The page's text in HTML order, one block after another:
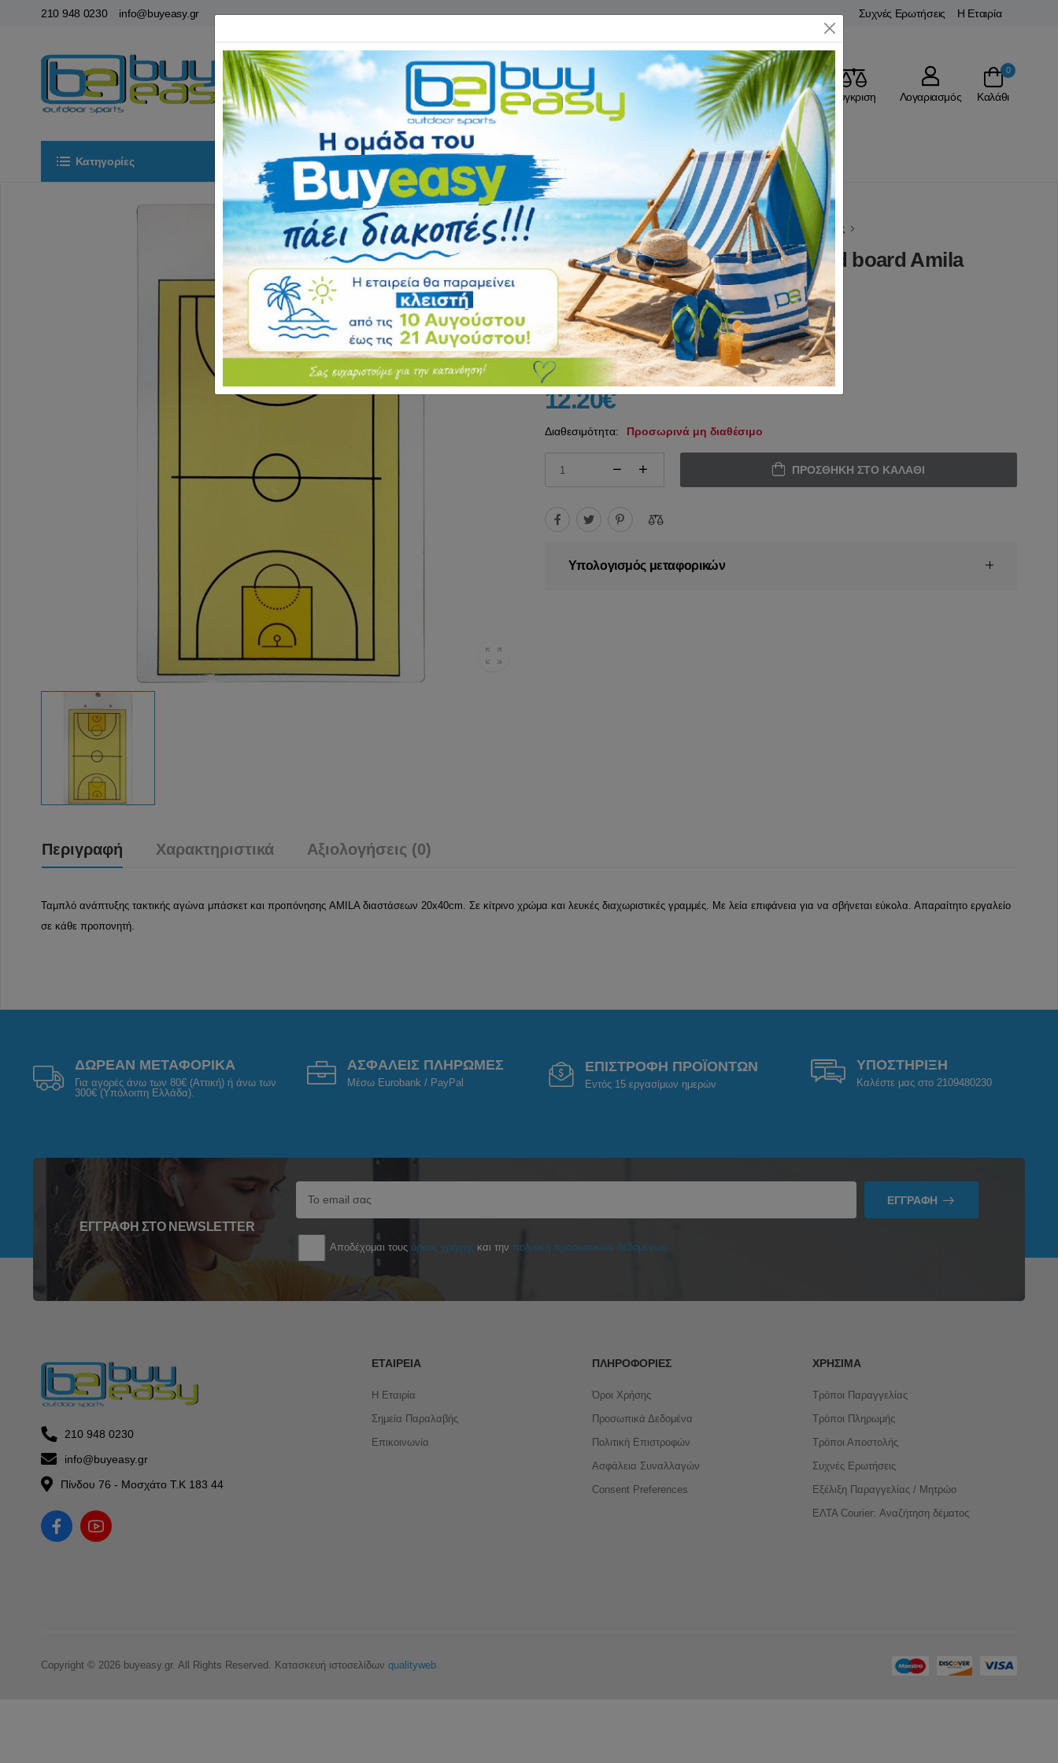
210 948 0230 info@buyeasy.gr Συχνές Ερωτήσεις Η Εταιρία
Αγαπημένα Σύγκριση Λογαριασμός
0
Καλάθι
Κατηγορίες Αρχική ΕΙΔΗ CAMPING Επικοινωνία
Αρχική ΑΘΛΗΜΑΤΑ Προπονητικό Υλικό Πίνακες Τακτικής
Πίνακας Τακτικής Μπάσκετ Field board Amila
41963
Αξιολόγηση: (0 Αξιολογήσεις)
Κωδικός41963
12.20€
Διαθεσιμότητα: Προσωρινά μη διαθέσιμο
ΠΡΟΣΘΉΚΗ ΣΤΟ ΚΑΛΆΘΙ
Υπολογισμός μεταφορικών
Περιγραφή Χαρακτηριστικά Αξιολογήσεις (0)
Ταμπλό ανάπτυξης τακτικής αγώνα μπάσκετ και προπόνησης AMILA διαστάσεων 20x40cm. Σε κίτρινο χρώμα και λευκές διαχωριστικές γραμμές. Με λεία επιφάνεια για να σβήνεται εύκολα. Απαραίτητο εργαλείο
σε κάθε προπονητή.
ΔΩΡΕΑΝ ΜΕΤΑΦΟΡΙΚΑ
Για αγορές άνω των 80€ (Αττική) ή άνω των
300€ (Υπόλοιπη Ελλάδα).
ΑΣΦΑΛΕΙΣ ΠΛΗΡΩΜΕΣ
Μέσω Eurobank / PayPal
ΕΠΙΣΤΡΟΦΗ ΠΡΟΪΟΝΤΩΝ
Εντός 15 εργασίμων ημερών
ΥΠΟΣΤΗΡΙΞΗ
Καλέστε μας στο 2109480230
ΕΓΓΡΑΦΉ ΣΤΟ NEWSLETTER
ΕΓΓΡΑΦΉ
Αποδέχομαι τουςόρους χρήσης και τηνπολιτική προσωπικών δεδομένων
210 948 0230
info@buyeasy.gr
Πίνδου 76 - Μοσχάτο Τ.Κ 183 44
ΕΤΑΙΡΕΊΑ
Η Εταιρία
Σημεία Παραλαβής
Επικοινωνία
ΠΛΗΡΟΦΟΡΊΕΣ
Όροι Χρήσης
Προσωπικά Δεδομένα
Πολιτική Επιστροφών
Ασφάλεια Συναλλαγών
Consent Preferences
ΧΡΉΣΙΜΑ
Τρόποι Παραγγελίας
Τρόποι Πληρωμής
Τρόποι Αποστολής
Συχνές Ερωτήσεις
Εξέλιξη Παραγγελίας / Μητρώο
ΕΛΤΑ Courier: Αναζήτηση δέματος
Copyright © 2026 buyeasy.gr. All Rights Reserved. Κατασκευή ιστοσελίδων qualityweb
Close